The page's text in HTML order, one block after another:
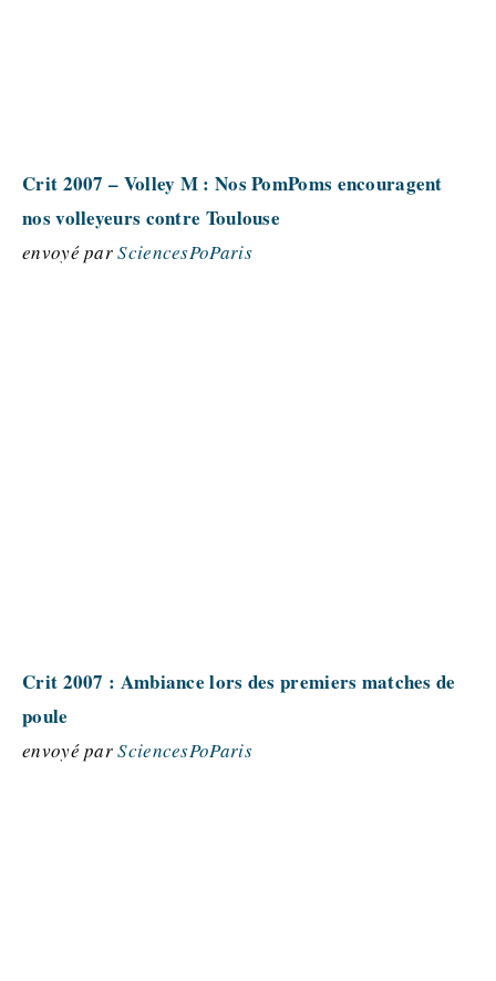
Crit 2007 – Volley M : Nos PomPoms encouragent
nos volleyeurs contre Toulouse
envoyé parSciencesPoParis
Crit 2007 : Ambiance lors des premiers matches de
poule
envoyé parSciencesPoParis